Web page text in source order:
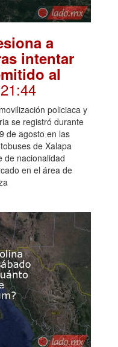
a
intentar
al
policiaca y
se registró durante
de agosto en las
de Xalapa
de nacionalidad
en el área de